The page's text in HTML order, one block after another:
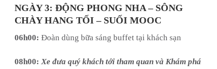
NGÀY 3: ĐỘNG PHONG NHA –SÔNG
CHÀY HANG TỐI – SUỐI MOOC
06h00: Đoàn dùng bữa sáng buffet tại khách sạn
08h00: Xe đưa quý khách tới tham quan và Khám phá